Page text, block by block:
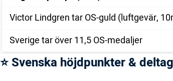
Victor Lindgren tar OS-guld (luftgevär,
Sverige tar över 11,5 OS-medaljer
⭐ Svenska höjdpunkter &